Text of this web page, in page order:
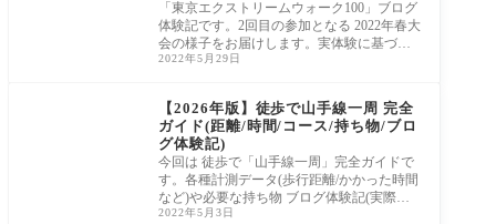
「東京エクストリームウォーク100」ブログ
体験記です。2回目の参加となる 2022年春大
会の様子をお届けします。実体験に基づい
た「完歩のポイント」もまとめました。
2022年5月29日
【2026年版】徒歩で山手線一周 完全
ガイド(距離/時間/コース/持ち物/ブロ
グ体験記)
今回は 徒歩で「山手線一周」完全ガイドで
す。各種計測データ(歩行距離/かかった時間
など)や必要な持ち物 ブログ体験記(実際の
様子)をまとめました。
2022年5月3日